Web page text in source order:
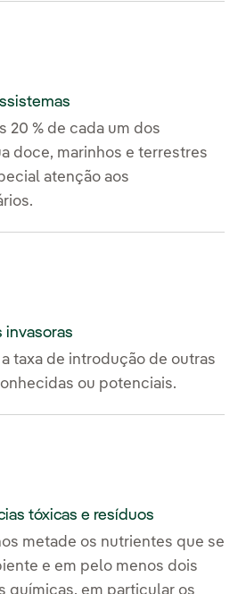
20 % de cada um dos
doce, marinhos e terrestres
atenção aos
invasoras
taxa de introdução de outras
ou potenciais.
tóxicas e resíduos
metade os nutrientes que se
e em pelo menos dois